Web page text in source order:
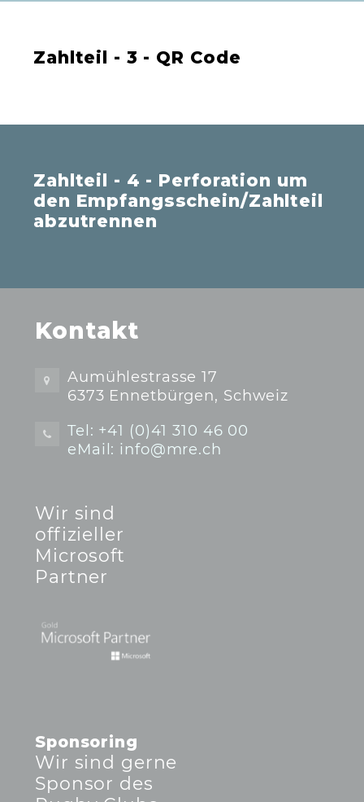
Zahlteil - 3 - QR Code
Zahlteil - 4 - Perforation um
den Empfangsschein/Zahlteil
abzutrennen
Kontakt
Aumühlestrasse 17
6373 Ennetbürgen, Schweiz
Tel: +41 (0)41 310 46 00
eMail: info@mre.ch
Wir sind
offizieller
Microsoft
Partner
Sponsoring
Wir sind gerne
Sponsor des